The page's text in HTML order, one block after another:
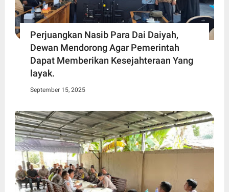
Perjuangkan Nasib Para Dai Daiyah,
Dewan Mendorong Agar Pemerintah
Dapat Memberikan Kesejahteraan Yang
layak.
September 15, 2025